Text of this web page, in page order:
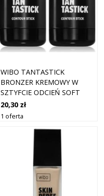
WIBO TANTASTICK
BRONZER KREMOWY W
SZTYFCIE ODCIEŃ SOFT
TAN #1C 6 G
20,30 zł
1 oferta